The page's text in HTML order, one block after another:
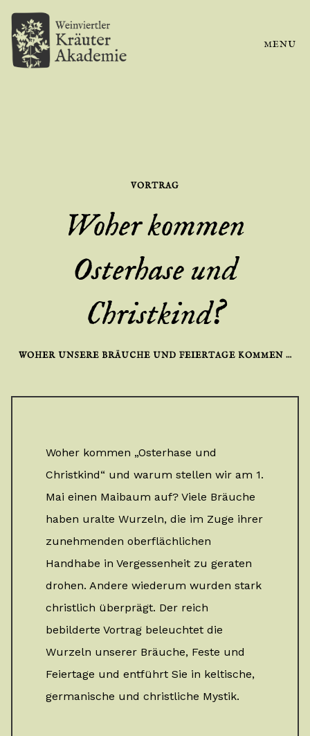
MENU
VORTRAG
Woher kommen
Osterhase und
Christkind?
WOHER UNSERE BRÄUCHE UND FEIERTAGE KOMMEN …
Woher kommen „Osterhase und
Christkind“ und warum stellen wir am 1.
Mai einen Maibaum auf? Viele Bräuche
haben uralte Wurzeln, die im Zuge ihrer
zunehmenden oberflächlichen
Handhabe in Vergessenheit zu geraten
drohen. Andere wiederum wurden stark
christlich überprägt. Der reich
bebilderte Vortrag beleuchtet die
Wurzeln unserer Bräuche, Feste und
Feiertage und entführt Sie in keltische,
germanische und christliche Mystik.